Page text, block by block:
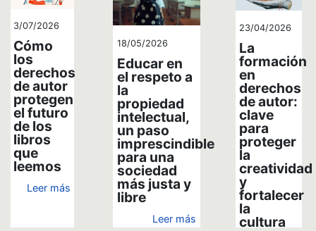
3/07/2026
Cómo
los
derechos
de autor
protegen
el futuro
de los
libros
que
leemos
Leer más
18/05/2026
Educar en
el respeto a
la
propiedad
intelectual,
un paso
imprescindible
para una
sociedad
más justa y
libre
Leer más
23/04/2026
La
formación
en
derechos
de autor:
clave
para
proteger
la
creatividad
y
fortalecer
la
cultura